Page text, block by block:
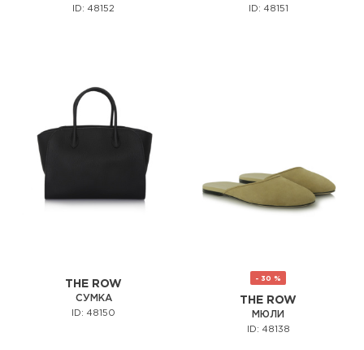
ID: 48152 ID: 48151
THE ROW
СУМКА
ID: 48150
- 30 %
THE ROW
МЮЛИ
ID: 48138